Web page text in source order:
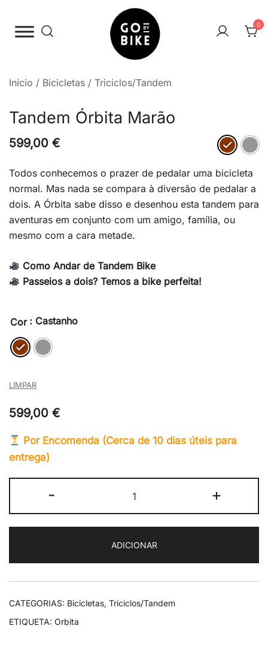
para
Go By Bike
0
Início / Bicicletas / Triciclos/Tandem
Tandem Órbita Marão
599,00 €
Todos conhecemos o prazer de pedalar uma bicicleta
normal. Mas nada se compara à diversão de pedalar a
dois. A Órbita sabe disso e desenhou esta tandem para
aventuras em conjunto com um amigo, família, ou
mesmo com a cara metade.
Como Andar de Tandem Bike
Passeios a dois? Temos a bike perfeita!
Cor : Castanho
LIMPAR
599,00 €
Por Encomenda (Cerca de 10 dias úteis para
entrega)
-
de
Tandem
Marão
+
ADICIONAR
CATEGORIAS: Bicicletas, Triciclos/Tandem
ETIQUETA: Orbita